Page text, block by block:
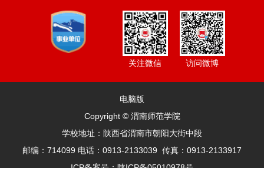
访问微博
关注微信
电脑版
Copyright © 渭南师范学院
学校地址：陕西省渭南市朝阳大街中段
邮编：714099 电话：0913-2133039 传真：0913-2133917
ICP备案号：陕ICP备05010978号